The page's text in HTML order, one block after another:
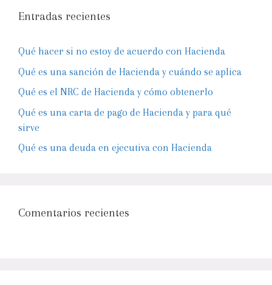
Entradas recientes
Qué hacer si no estoy de acuerdo con Hacienda
Qué es una sanción de Hacienda y cuándo se aplica
Qué es el NRC de Hacienda y cómo obtenerlo
Qué es una carta de pago de Hacienda y para qué
sirve
Qué es una deuda en ejecutiva con Hacienda
Comentarios recientes